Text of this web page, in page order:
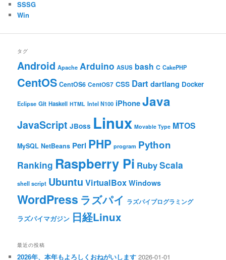
SSSG
Win
タグ
Android Apache Arduino ASUS bash C CakePHP
CentOS CentOS6 CentOS7 CSS Dart dartlang Docker
Eclipse Git Haskell HTML Intel N100 iPhoneJava
JavaScript JBoss Linux Movable Type MTOS
MySQL NetBeans Perl PHP program Python
Ranking Raspberry Pi RubyScala
shell script Ubuntu VirtualBox Windows
WordPress ラズパイ ラズパイプログラミング
ラズパイマガジン 日経Linux
最近の投稿
2026年、本年もよろしくおねがいします 2026-01-01